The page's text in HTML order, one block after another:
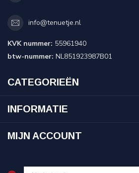
info@tenuetje.nl
KVK nummer: 55961940
btw-nummer: NL851923987B01
CATEGORIEËN
INFORMATIE
MIJN ACCOUNT